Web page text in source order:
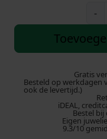
-
e
w
e
s
I
Gratis
Besteld op werkdagen
ook de levertijd.)
iDEAL,
Bestel
Eigen
9.3/10